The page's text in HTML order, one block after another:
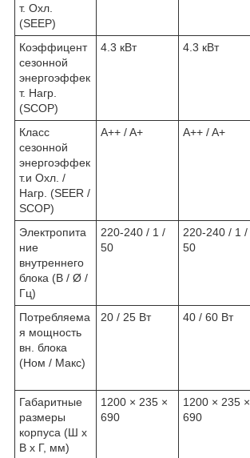
т. Охл.
(SEEP)
Коэффицент
сезонной
энергоэффек
т. Нагр.
(SCOP)
4.3 кВт 4.3 кВт
Класс
сезонной
энергоэффек
т.и Охл. /
Нагр. (SEER /
SCOP)
A++ / A+ A++ / A+
Электропита
ние
внутреннего
блока (В / Ø /
Гц)
220-240 / 1 /
50
220-240 / 1 /
50
Потребляема
я мощность
вн. блока
(Ном / Макс)
20 / 25 Вт 40 / 60 Вт
Габаритные
размеры
корпуса (Ш x
В x Г, мм)
1200 × 235 ×
690
1200 × 235 ×
690